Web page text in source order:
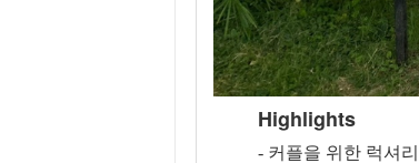
Highlights
- 커플을 위한 럭셔